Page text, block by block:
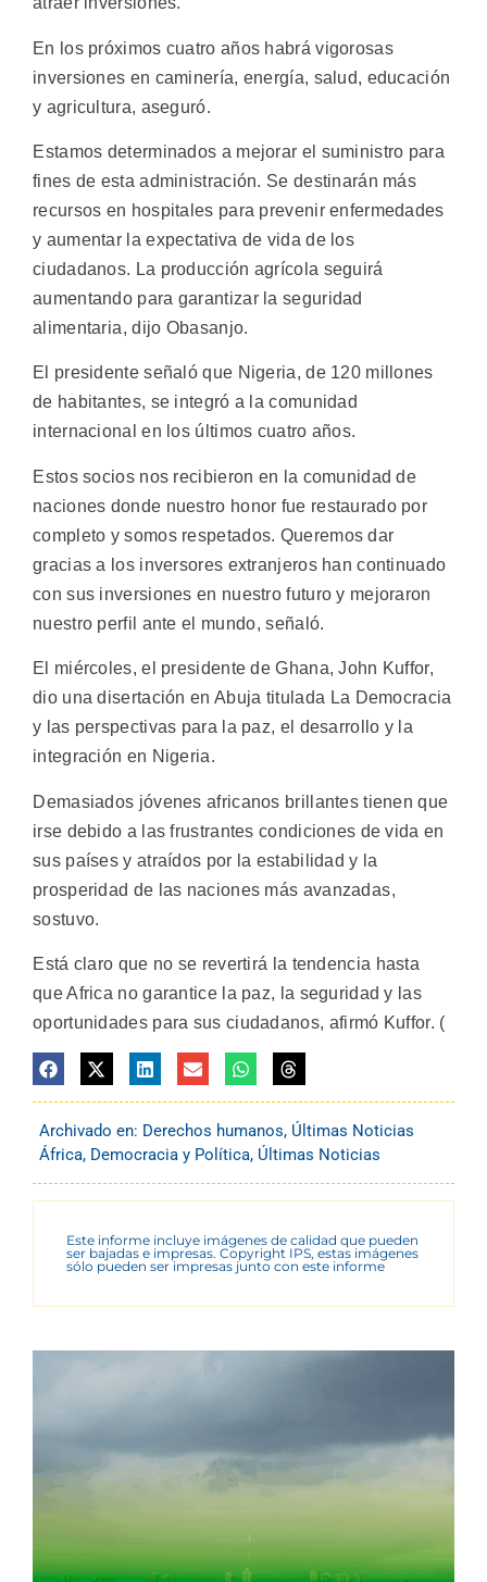
En los próximos cuatro años habrá vigorosas
inversiones en caminería, energía, salud, educación
y agricultura, aseguró.
Estamos determinados a mejorar el suministro para
fines de esta administración. Se destinarán más
recursos en hospitales para prevenir enfermedades
y aumentar la expectativa de vida de los
ciudadanos. La producción agrícola seguirá
aumentando para garantizar la seguridad
alimentaria, dijo Obasanjo.
El presidente señaló que Nigeria, de 120 millones
de habitantes, se integró a la comunidad
internacional en los últimos cuatro años.
Estos socios nos recibieron en la comunidad de
naciones donde nuestro honor fue restaurado por
completo y somos respetados. Queremos dar
gracias a los inversores extranjeros han continuado
con sus inversiones en nuestro futuro y mejoraron
nuestro perfil ante el mundo, señaló.
El miércoles, el presidente de Ghana, John Kuffor,
dio una disertación en Abuja titulada La Democracia
y las perspectivas para la paz, el desarrollo y la
integración en Nigeria.
Demasiados jóvenes africanos brillantes tienen que
irse debido a las frustrantes condiciones de vida en
sus países y atraídos por la estabilidad y la
prosperidad de las naciones más avanzadas,
sostuvo.
Está claro que no se revertirá la tendencia hasta
que Africa no garantice la paz, la seguridad y las
oportunidades para sus ciudadanos, afirmó Kuffor. (
Archivado en: Derechos humanos, Últimas Noticias
África, Democracia y Política, Últimas Noticias
Este informe incluye imágenes de calidad que pueden
ser bajadas e impresas. Copyright IPS, estas imágenes
sólo pueden ser impresas junto con este informe